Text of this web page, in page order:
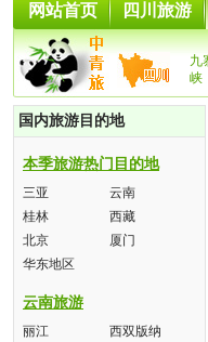
网站首页 四川旅游
九
峡
国内旅游目的地
本季旅游热门目的地
三亚
云南
桂林
西藏
北京
厦门
华东地区
云南旅游
丽江
西双版纳